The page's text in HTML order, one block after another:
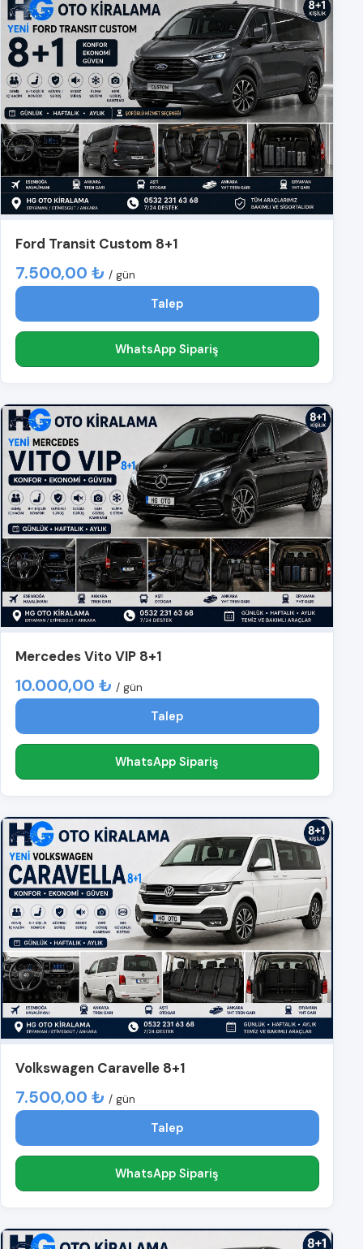
Ford Transit Custom 8+1
7.500,00 ₺ / gün
Talep
WhatsApp Sipariş
Mercedes Vito VIP 8+1
10.000,00 ₺ / gün
Talep
WhatsApp Sipariş
Volkswagen Caravelle 8+1
7.500,00 ₺ / gün
Talep
WhatsApp Sipariş